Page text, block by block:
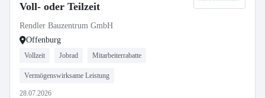
Voll- oder Teilzeit
Rendler Bauzentrum GmbH
Offenburg
Vollzeit Jobrad Mitarbeiterrabatte
Vermögenswirksame Leistung
28.07.2026